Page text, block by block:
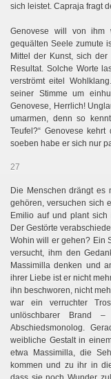
sich leistet. Capraja fragt
Genovese will von ihm
gequälten Seele zumute
Mittel der Kunst, sich
Resultat. Solche Worte
verströmt eitel
seiner Stimme um
Genovese, Herrlich!
umarmen, denn so
Teufel?“ Genovese
soeben habe er sich nur
27
Die Menschen drängt es
gehören, versuchen sich
Emilio auf und plant sich
Der Gestörte
Wohin will er gehen? Ein
versucht, ihm den
Massimilla denken und
ihrer Liebe ist er nicht
ihn beschworen, nicht
war ein verruchter
unlöschbarer Brand
Abschiedsmonolog.
weibliche Gestalt in
etwa Massimilla, die
kommen und zu ihr in